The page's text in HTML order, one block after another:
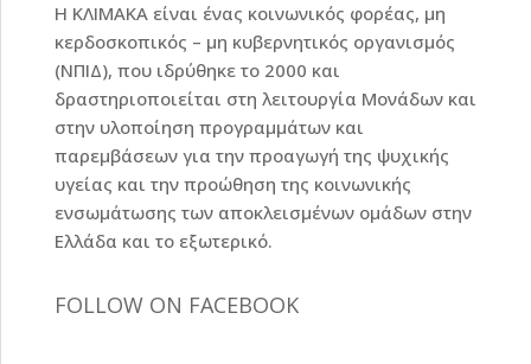
Η ΚΛΙΜΑΚΑ είναι ένας κοινωνικός φορέας, μη
κερδοσκοπικός – μη κυβερνητικός οργανισμός
(ΝΠΙΔ), που ιδρύθηκε το 2000 και
δραστηριοποιείται στη λειτουργία Μονάδων και
στην υλοποίηση προγραμμάτων και
παρεμβάσεων για την προαγωγή της ψυχικής
υγείας και την προώθηση της κοινωνικής
ενσωμάτωσης των αποκλεισμένων ομάδων στην
Ελλάδα και το εξωτερικό.
FOLLOW ON FACEBOOK